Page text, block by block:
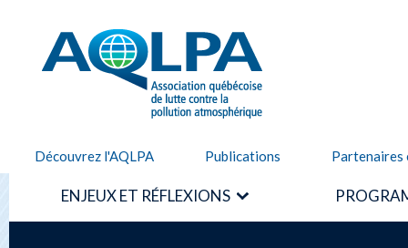
AQLPA
Découvrez l'AQLPA Publications Partenaires
ENJEUX ET RÉFLEXIONS